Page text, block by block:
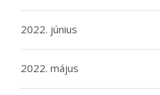
2022. június
2022. május